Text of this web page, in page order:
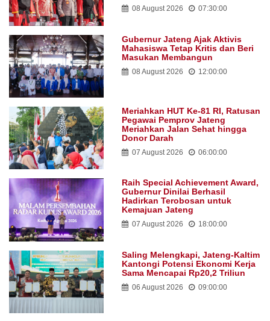
08 August 2026 07:30:00
Gubernur Jateng Ajak Aktivis
Mahasiswa Tetap Kritis dan Beri
Masukan Membangun
08 August 2026 12:00:00
Meriahkan HUT Ke-81 RI, Ratusan
Pegawai Pemprov Jateng
Meriahkan Jalan Sehat hingga
Donor Darah
07 August 2026 06:00:00
Raih Special Achievement Award,
Gubernur Dinilai Berhasil
Hadirkan Terobosan untuk
Kemajuan Jateng
07 August 2026 18:00:00
Saling Melengkapi, Jateng-Kaltim
Kantongi Potensi Ekonomi Kerja
Sama Mencapai Rp20,2 Triliun
06 August 2026 09:00:00